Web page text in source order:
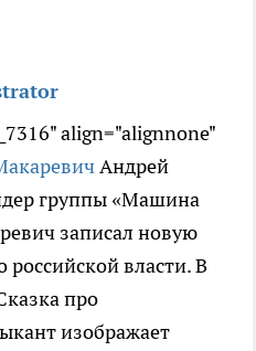
align="alignnone"
Андрей
группы «Машина
записал новую
власти. В
про
изображает